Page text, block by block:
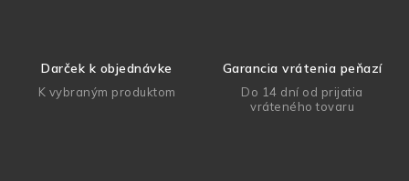
Darček k objednávke
K vybraným produktom
Garancia vrátenia peňazí
Do 14 dní od prijatia
vráteného tovaru